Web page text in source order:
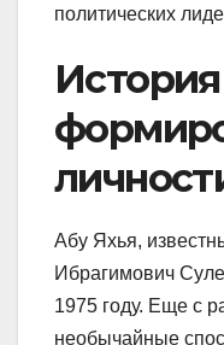
политических
История
Абу Яхья,
Ибрагимович
1975 году. Еще с
необычайные